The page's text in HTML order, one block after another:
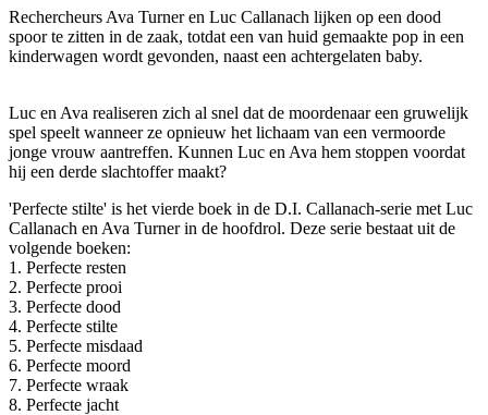
Rechercheurs Ava Turner en Luc Callanach lijken op een dood
spoor te zitten in de zaak, totdat een van huid gemaakte pop in een
kinderwagen wordt gevonden, naast een achtergelaten baby.
Luc en Ava realiseren zich al snel dat de moordenaar een gruwelijk
spel speelt wanneer ze opnieuw het lichaam van een vermoorde
jonge vrouw aantreffen. Kunnen Luc en Ava hem stoppen voordat
hij een derde slachtoffer maakt?
'Perfecte stilte' is het vierde boek in de D.I. Callanach-serie met Luc
Callanach en Ava Turner in de hoofdrol. Deze serie bestaat uit de
volgende boeken:
1. Perfecte resten
2. Perfecte prooi
3. Perfecte dood
4. Perfecte stilte
5. Perfecte misdaad
6. Perfecte moord
7. Perfecte wraak
8. Perfecte jacht